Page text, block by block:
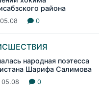
района
0
народная поэтесса
Шарифа Салимова
05.08 0